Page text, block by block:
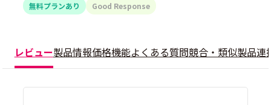
無料プランあり Good Response
レビュー製品情報価格機能よくある質問競合・類似製品連